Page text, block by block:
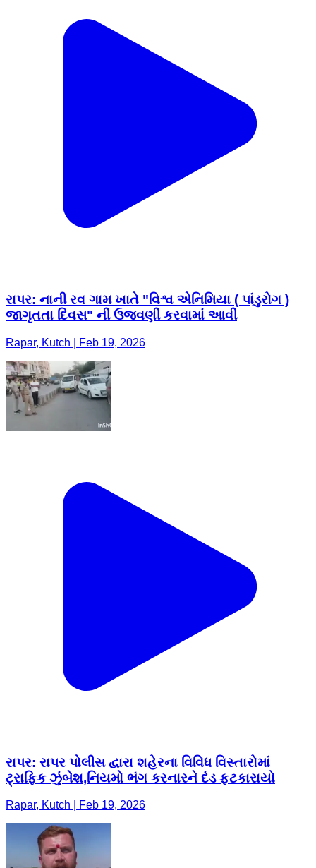
રાપર: નાની રવ ગામ ખાતે "વિશ્વ એનિમિયા ( પાંડુરોગ )
જાગૃતતા દિવસ" ની ઉજવણી કરવામાં આવી
Rapar, Kutch | Feb 19, 2026
રાપર: રાપર પોલીસ દ્વારા શહેરના વિવિધ વિસ્તારોમાં
ટ્રાફિક ઝુંબેશ,નિયમો ભંગ કરનારને દંડ ફટકારાયો
Rapar, Kutch | Feb 19, 2026